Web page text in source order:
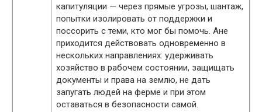
капитуляции — через прямые угрозы, шантаж,
попытки изолировать от поддержки и
поссорить с теми, кто мог бы помочь. Ане
приходится действовать одновременно в
нескольких направлениях: удерживать
хозяйство в рабочем состоянии, защищать
документы и права на землю, не дать
запугать людей на ферме и при этом
оставаться в безопасности самой.